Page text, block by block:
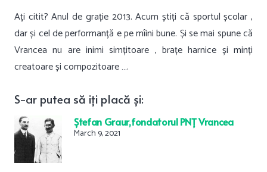
Ați citit? Anul de grație 2013. Acum știți că sportul școlar ,
dar și cel de performanță e pe mîini bune. Și se mai spune că
Vrancea nu are inimi simțitoare , brațe harnice și minți
creatoare și compozitoare ….
S-ar putea să iți placă și:
Ștefan Graur,fondatorul PNȚ Vrancea
March 9, 2021